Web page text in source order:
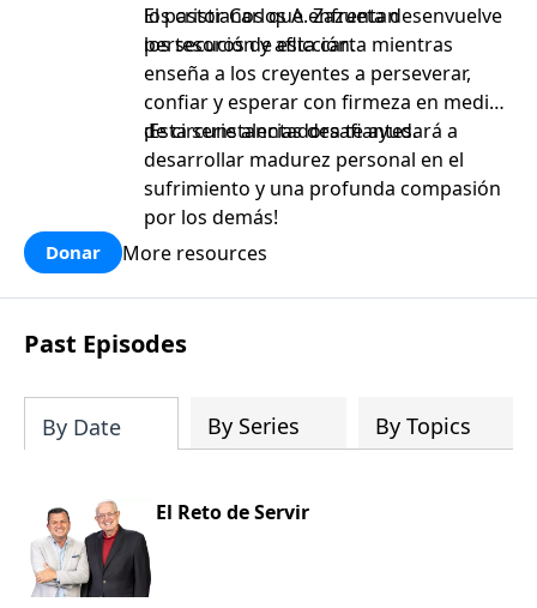
los cristianos que enfrentan
persecución y aflicción.
El pastor Carlos A. Zazueta desenvuelve
los tesoros de esta carta mientras
enseña a los creyentes a perseverar,
confiar y esperar con firmeza en medio
de circunstancias desafiantes.
¡Esta serie alentadora te ayudará a
desarrollar madurez personal en el
sufrimiento y una profunda compasión
por los demás!
Donar More resources
Past Episodes
By Date By Series By Topics
El Reto de Servir